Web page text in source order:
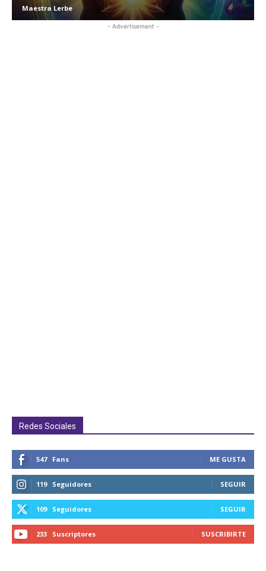
Maestra Lerbe
- Advertisement -
Redes Sociales
547 Fans ME GUSTA
119 Seguidores SEGUIR
109 Seguidores SEGUIR
233 Suscriptores SUSCRIBIRTE